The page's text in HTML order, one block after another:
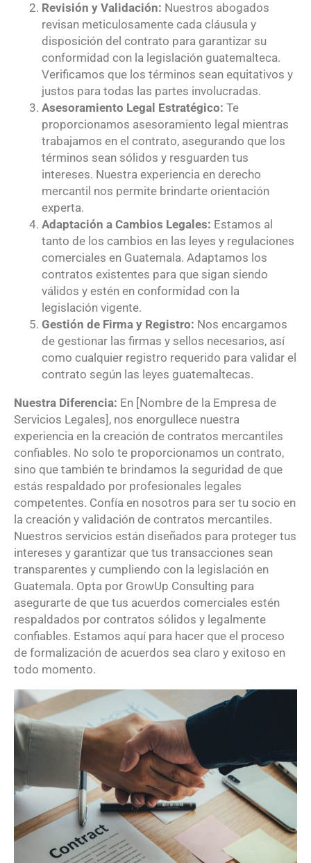
Revisión y Validación: Nuestros abogados
revisan meticulosamente cada cláusula y
disposición del contrato para garantizar su
conformidad con la legislación guatemalteca.
Verificamos que los términos sean equitativos y
justos para todas las partes involucradas.
Asesoramiento Legal Estratégico: Te
proporcionamos asesoramiento legal mientras
trabajamos en el contrato, asegurando que los
términos sean sólidos y resguarden tus
intereses. Nuestra experiencia en derecho
mercantil nos permite brindarte orientación
experta.
Adaptación a Cambios Legales: Estamos al
tanto de los cambios en las leyes y regulaciones
comerciales en Guatemala. Adaptamos los
contratos existentes para que sigan siendo
válidos y estén en conformidad con la
legislación vigente.
Gestión de Firma y Registro: Nos encargamos
de gestionar las firmas y sellos necesarios, así
como cualquier registro requerido para validar el
contrato según las leyes guatemaltecas.
Nuestra Diferencia: En [Nombre de la Empresa de
Servicios Legales], nos enorgullece nuestra
experiencia en la creación de contratos mercantiles
confiables. No solo te proporcionamos un contrato,
sino que también te brindamos la seguridad de que
estás respaldado por profesionales legales
competentes. Confía en nosotros para ser tu socio en
la creación y validación de contratos mercantiles.
Nuestros servicios están diseñados para proteger tus
intereses y garantizar que tus transacciones sean
transparentes y cumpliendo con la legislación en
Guatemala. Opta por GrowUp Consulting para
asegurarte de que tus acuerdos comerciales estén
respaldados por contratos sólidos y legalmente
confiables. Estamos aquí para hacer que el proceso
de formalización de acuerdos sea claro y exitoso en
todo momento.